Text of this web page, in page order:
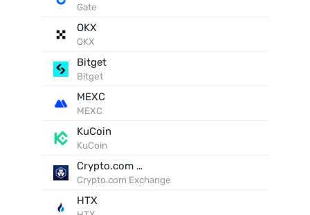
Gate
OKX
OKX
Bitget
Bitget
MEXC
MEXC
KuCoin
KuCoin
Crypto.com Exchange
Crypto.com Exchange
HTX